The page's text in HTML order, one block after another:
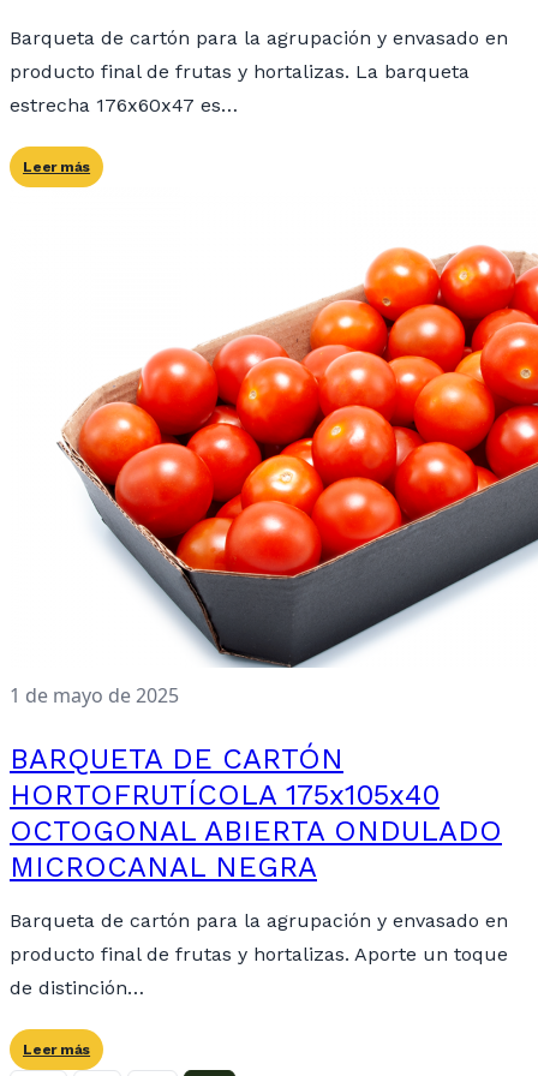
Barqueta de cartón para la agrupación y envasado en
producto final de frutas y hortalizas. La barqueta
estrecha 176x60x47 es…
Leer más
1 de mayo de 2025
BARQUETA DE CARTÓN
HORTOFRUTÍCOLA 175x105x40
OCTOGONAL ABIERTA ONDULADO
MICROCANAL NEGRA
Barqueta de cartón para la agrupación y envasado en
producto final de frutas y hortalizas. Aporte un toque
de distinción…
Leer más